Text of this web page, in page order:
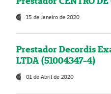
15 de Janeiro de 2020
Prestador Decordis
LTDA (51004347-4)
01 de Abril de 2020